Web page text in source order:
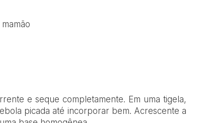
e seque completamente. Em uma tigela,
picada até incorporar bem. Acrescente a